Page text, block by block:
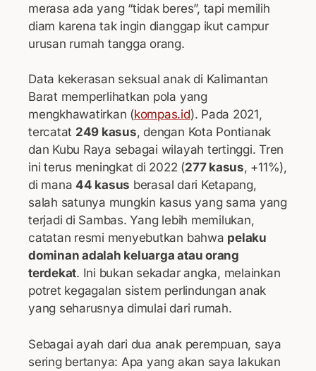
merasa ada yang “tidak beres”, tapi memilih
diam karena tak ingin dianggap ikut campur
urusan rumah tangga orang.
Data kekerasan seksual anak di Kalimantan
Barat memperlihatkan pola yang
mengkhawatirkan (kompas.id). Pada 2021,
tercatat 249 kasus, dengan Kota Pontianak
dan Kubu Raya sebagai wilayah tertinggi. Tren
ini terus meningkat di 2022 (277 kasus, +11%),
di mana44 kasus berasal dari Ketapang,
salah satunya mungkin kasus yang sama yang
terjadi di Sambas. Yang lebih memilukan,
catatan resmi menyebutkan bahwa pelaku
dominan adalah keluarga atau orang
terdekat. Ini bukan sekadar angka, melainkan
potret kegagalan sistem perlindungan anak
yang seharusnya dimulai dari rumah.
Sebagai ayah dari dua anak perempuan, saya
sering bertanya: Apa yang akan saya lakukan